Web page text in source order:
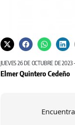
JUEVES 26 DE OCTUBRE DE
Elmer Quintero Cedeño